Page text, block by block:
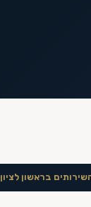
בראשון לציון